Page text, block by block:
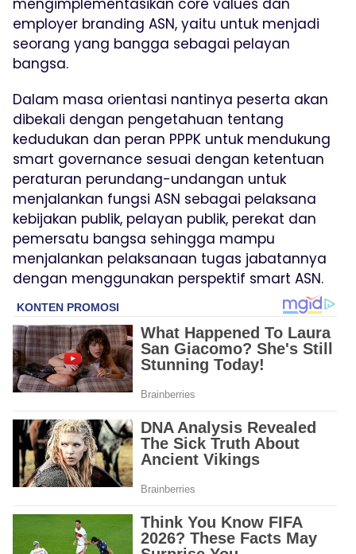
mengimplementasikan core values dan
employer branding ASN, yaitu untuk menjadi
seorang yang bangga sebagai pelayan
bangsa.
Dalam masa orientasi nantinya peserta akan
dibekali dengan pengetahuan tentang
kedudukan dan peran PPPK untuk mendukung
smart governance sesuai dengan ketentuan
peraturan perundang-undangan untuk
menjalankan fungsi ASN sebagai pelaksana
kebijakan publik, pelayan publik, perekat dan
pemersatu bangsa sehingga mampu
menjalankan pelaksanaan tugas jabatannya
dengan menggunakan perspektif smart ASN.